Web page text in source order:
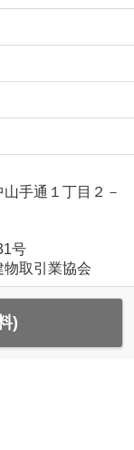
手通１丁目２－
号
物取引業協会
)